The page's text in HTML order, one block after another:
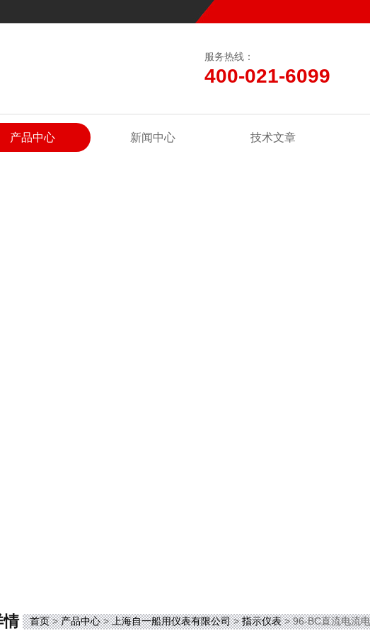
服务热线：
400-021-6099
产品中心 新闻中心 技术文章
情 首页>产品中心>上海自一船用仪表有限公司>指示仪表> 96-BC直流电流